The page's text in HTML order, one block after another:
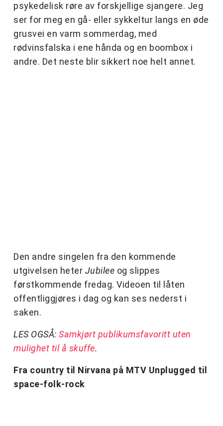
psykedelisk røre av forskjellige sjangere. Jeg
ser for meg en gå- eller sykkeltur langs en øde
grusvei en varm sommerdag, med
rødvinsfalska i ene hånda og en boombox i
andre. Det neste blir sikkert noe helt annet.
Den andre singelen fra den kommende
utgivelsen heter Jubilee og slippes
førstkommende fredag. Videoen til låten
offentliggjøres i dag og kan ses nederst i
saken.
LES OGSÅ: Samkjørt publikumsfavoritt uten
mulighet til å skuffe.
Fra country til Nirvana på MTV Unplugged til
space-folk-rock